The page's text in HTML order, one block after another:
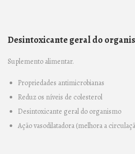
Desintoxicante geral do
Suplemento alimentar.
Propriedades antimicrobianas
Reduz os níveis de colesterol
Desintoxicante geral do organismo
Ação vasodilatadora (melhora a